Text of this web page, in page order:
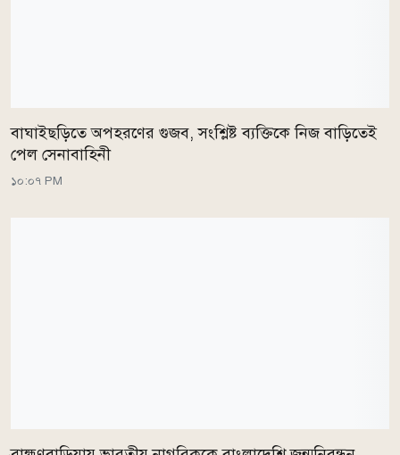
বাঘাইছড়িতে অপহরণের গুজব, সংশ্লিষ্ট ব্যক্তিকে নিজ বাড়িতেই
পেল সেনাবাহিনী
১০:০৭ PM